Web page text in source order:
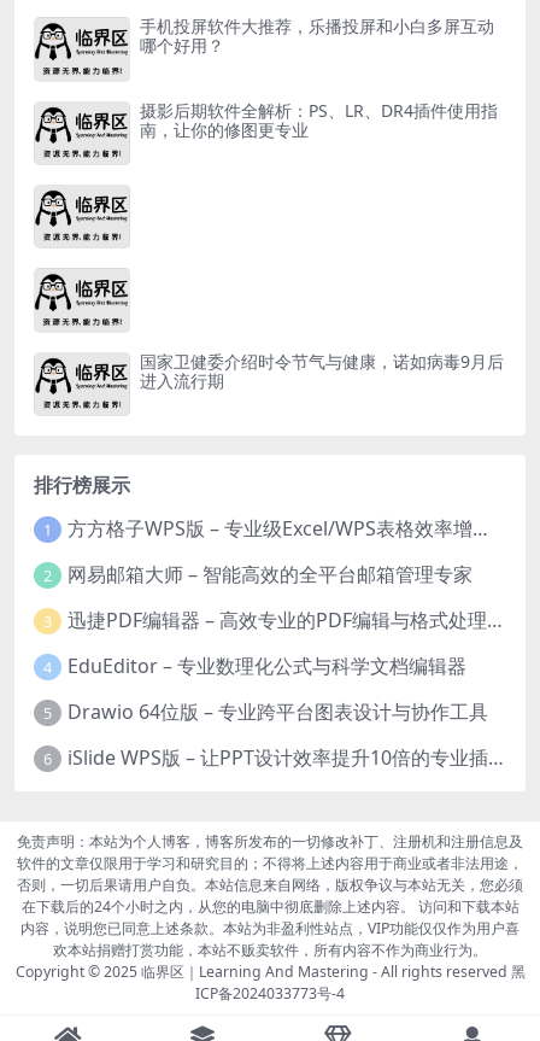
手机投屏软件大推荐，乐播投屏和小白多屏互动
哪个好用？
摄影后期软件全解析：PS、LR、DR4插件使用指
南，让你的修图更专业
国家卫健委介绍时令节气与健康，诺如病毒9月后
进入流行期
排行榜展示
1 方方格子WPS版 – 专业级Excel/WPS表格效率增强插件
2 网易邮箱大师 – 智能高效的全平台邮箱管理专家
3 迅捷PDF编辑器 – 高效专业的PDF编辑与格式处理工具
4 EduEditor – 专业数理化公式与科学文档编辑器
5 Drawio 64位版 – 专业跨平台图表设计与协作工具
6 iSlide WPS版 – 让PPT设计效率提升10倍的专业插件
免责声明：本站为个人博客，博客所发布的一切修改补丁、注册机和注册信息及
软件的文章仅限用于学习和研究目的；不得将上述内容用于商业或者非法用途，
否则，一切后果请用户自负。本站信息来自网络，版权争议与本站无关，您必须
在下载后的24个小时之内，从您的电脑中彻底删除上述内容。 访问和下载本站
内容，说明您已同意上述条款。本站为非盈利性站点，VIP功能仅仅作为用户喜
欢本站捐赠打赏功能，本站不贩卖软件，所有内容不作为商业行为。
Copyright © 2025临界区｜Learning And Mastering - All rights reserved 黑
ICP备2024033773号-4